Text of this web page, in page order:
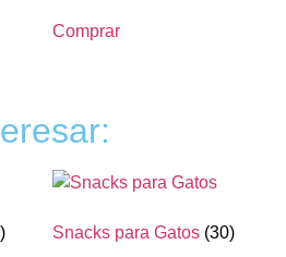
Comprar
Snacks para Gatos (30)